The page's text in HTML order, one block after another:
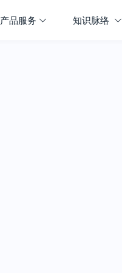
产品服务 知识脉络